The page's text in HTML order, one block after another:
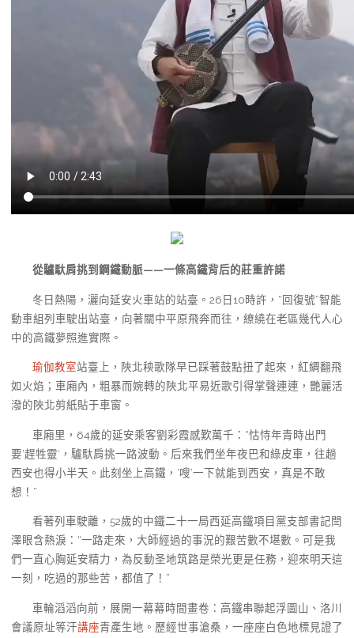
從驢馱肩挑到鋼鐵動脈——一條高鐵背后的莊重許諾
冬日熱陽，灑向延安火車站的站臺。26日10時許，“回復號”智能
動車組列車駛出站臺，向著關中平原飛奔而往，繚繞在老區幾代人心
中的高鐵夢照進實際。
瑜伽教室站臺上，陜北秧歌隊早已踩著鼓點扭了起來，紅綢翻飛
如火焰；車廂內，粗暴而婉轉的陜北平易近歌引得掌聲連連，艷麗活
潑的陜北剪紙貼于車窗。
車廂里，64歲的延安乘客劉彩霞感歎萬千：“怙恃年青時出門
要‘趕牲靈’，驢馱肩挑一路波動。后來我們坐年夜巴和綠皮車，往趟
西安也得小半天。此刻坐上高鐵，‘嗖’一下就能到西安，真是不敢
想！”
看著列車駛離，52歲的中鐵二十一局西延高鐵項目黨支部書記閆
澤眼含熱淚：“一路走來，大師經過的事況的艱苦數不堪數。可是我
們一直心胸延安精力，為反動圣地筑路是榮光更是任務，迎來明天這
一刻，吃過的那些苦，都值了！”
車輪滔滔向前，展開一幕幕時間畫卷：高鐵串聯起浮圖山、洛川
會議原址等汗講座青產生地。歷經世事滄桑，一座座白色地標見證了